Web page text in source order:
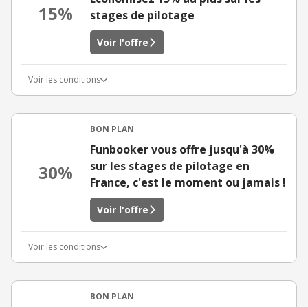
15%
stages de pilotage
Voir l'offre
Voir les conditions
30%
BON PLAN
Funbooker vous offre jusqu'à 30%
sur les stages de pilotage en
France, c'est le moment ou jamais !
Voir l'offre
Voir les conditions
BON PLAN